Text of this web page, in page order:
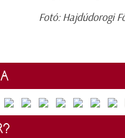
Fotó: Hajdúdorogi